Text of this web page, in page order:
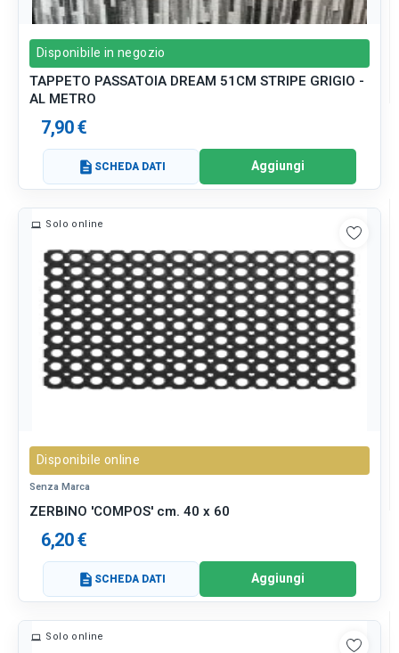
Disponibile in negozio
TAPPETO PASSATOIA DREAM 51CM STRIPE GRIGIO -
AL METRO
7,90 €
description SCHEDA DATI Aggiungi
Solo online
Disponibile online
Senza Marca
ZERBINO 'COMPOS' cm. 40 x 60
6,20 €
description SCHEDA DATI Aggiungi
Solo online